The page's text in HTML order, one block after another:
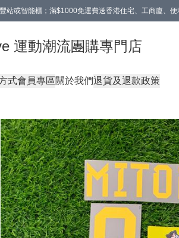
站或智能櫃；滿$1000免運費送香港住宅、工商廈、
運動潮流團購專門店
式會員專區關於我們退貨及退款政策